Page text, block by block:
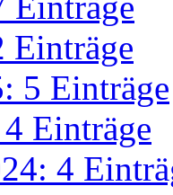
Einträge
5 Einträge
Einträge
4